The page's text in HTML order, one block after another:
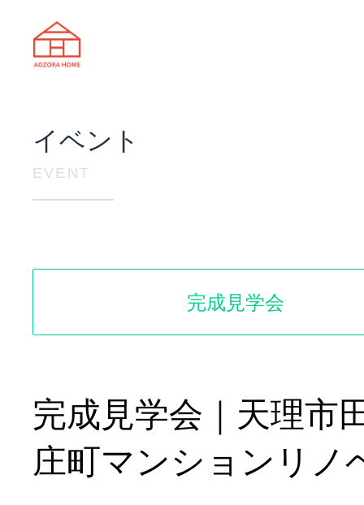
イベント
EVENT
完成見学会
完成見学会｜天理市
庄町マンションリノ